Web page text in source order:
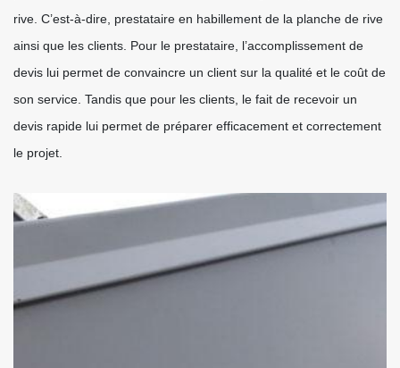
rive. C’est-à-dire, prestataire en habillement de la planche de rive
ainsi que les clients. Pour le prestataire, l’accomplissement de
devis lui permet de convaincre un client sur la qualité et le coût de
son service. Tandis que pour les clients, le fait de recevoir un
devis rapide lui permet de préparer efficacement et correctement
le projet.